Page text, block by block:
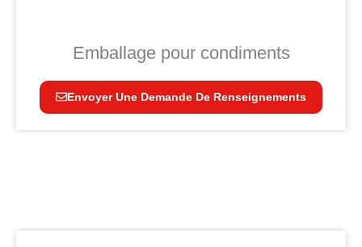
Emballage pour condiments
Envoyer Une Demande De Renseignements